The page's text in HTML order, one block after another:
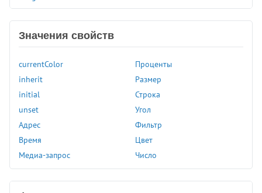
image-rendering
initial-letter
inset-inline
inset-inline-end
inset-inline-start
justify-content
Значения свойств
currentColor
inherit
initial
unset
Адрес
Время
Медиа-запрос
Проценты
Размер
Строка
Угол
Фильтр
Цвет
Число